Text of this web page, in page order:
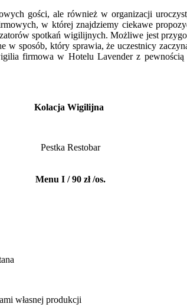
gości, ale również w organizacji
w której znajdziemy ciekawe
spotkań wigilijnych. Możliwe jest
sposób, który sprawia, że uczestnicy
firmowa w Hotelu Lavender z pewnością
Kolacja Wigilijna
Pestka Restobar
Menu I / 90 zł /os.
własnej produkcji